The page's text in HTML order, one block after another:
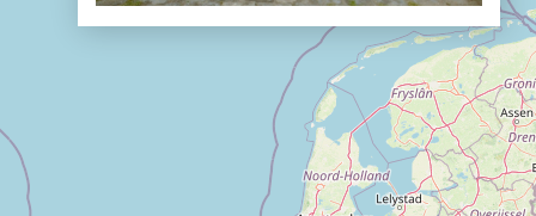
Ambiance, ambiance, ambiance